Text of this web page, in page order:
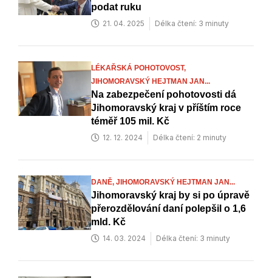
podat ruku
21. 04. 2025 Délka čtení: 3 minuty
LÉKAŘSKÁ POHOTOVOST,
JIHOMORAVSKÝ HEJTMAN JAN...
Na zabezpečení pohotovosti dá
Jihomoravský kraj v příštím roce
téměř 105 mil. Kč
12. 12. 2024 Délka čtení: 2 minuty
DANĚ, JIHOMORAVSKÝ HEJTMAN JAN...
Jihomoravský kraj by si po úpravě
přerozdělování daní polepšil o 1,6
mld. Kč
14. 03. 2024 Délka čtení: 3 minuty